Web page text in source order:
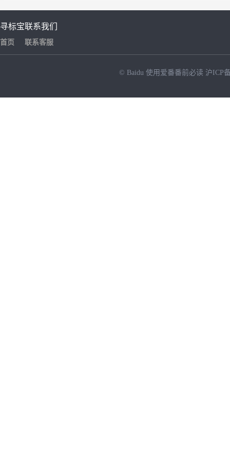
寻标宝
首页
联系我们
联系客服
© Baidu 使用爱番番前必读 沪ICP